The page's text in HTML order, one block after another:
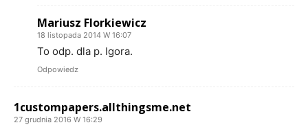
Mariusz Florkiewicz
18 listopada 2014 W 16:07
To odp. dla p. Igora.
Odpowiedz
1custompapers.allthingsme.net
27 grudnia 2016 W 16:29